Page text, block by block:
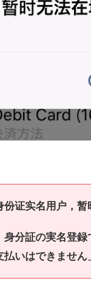
份证实名用户，暂
身分証の実名登
いはできません